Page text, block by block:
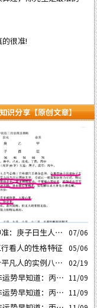
很准!
识分享【原创文章】
：庚子日生人丙
运势判断的应验结
07/06
看人的性格特征 05/06
凡人的实例八字
马年的流年运势
02/19
运势早知道：丙午
好的4个出生日
‘庚子’ 日
11/09
运势早知道：丙午
好的4个出生日
11/09